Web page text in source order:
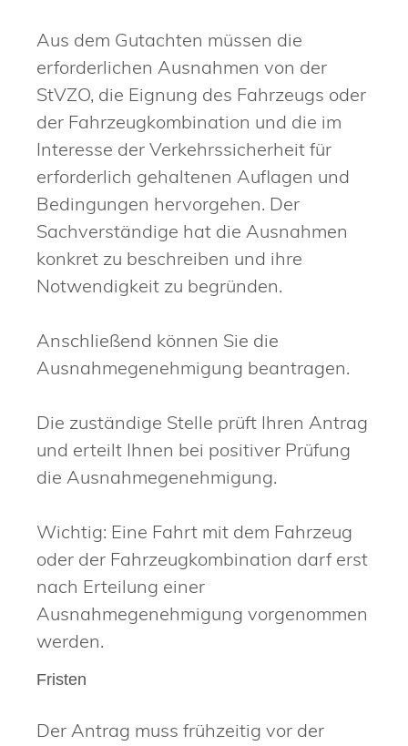
Aus dem Gutachten müssen die
erforderlichen Ausnahmen von der
StVZO, die Eignung des Fahrzeugs oder
der Fahrzeugkombination und die im
Interesse der Verkehrssicherheit für
erforderlich gehaltenen Auflagen und
Bedingungen hervorgehen. Der
Sachverständige hat die Ausnahmen
konkret zu beschreiben und ihre
Notwendigkeit zu begründen.
Anschließend können Sie die
Ausnahmegenehmigung beantragen.
Die zuständige Stelle prüft Ihren Antrag
und erteilt Ihnen bei positiver Prüfung
die Ausnahmegenehmigung.
Wichtig: Eine Fahrt mit dem Fahrzeug
oder der Fahrzeugkombination darf erst
nach Erteilung einer
Ausnahmegenehmigung vorgenommen
werden.
Fristen
Der Antrag muss frühzeitig vor der